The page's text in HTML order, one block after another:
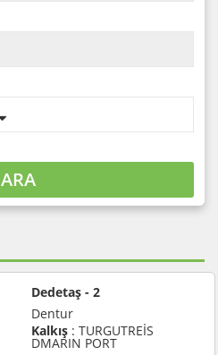
ARA
Dedetaş - 2
Dentur
Kalkış : TURGUTREİS
DMARIN PORT